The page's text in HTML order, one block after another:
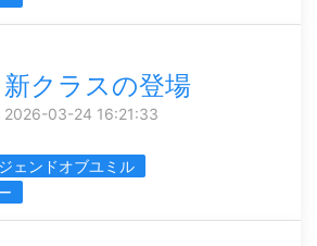
新クラスの登場
2026-03-24 16:21:33
ェンドオブユミル